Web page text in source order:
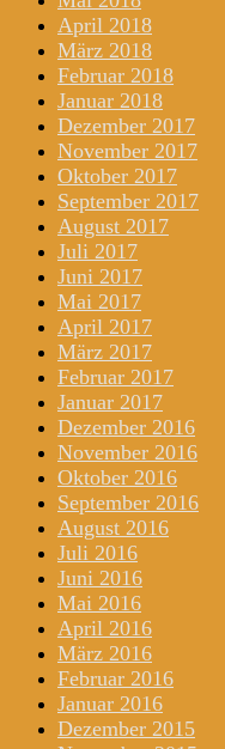
April 2018
März 2018
Februar 2018
Januar 2018
Dezember 2017
November 2017
Oktober 2017
September 2017
August 2017
Juli 2017
Juni 2017
Mai 2017
April 2017
März 2017
Februar 2017
Januar 2017
Dezember 2016
November 2016
Oktober 2016
September 2016
August 2016
Juli 2016
Juni 2016
Mai 2016
April 2016
März 2016
Februar 2016
Januar 2016
Dezember 2015